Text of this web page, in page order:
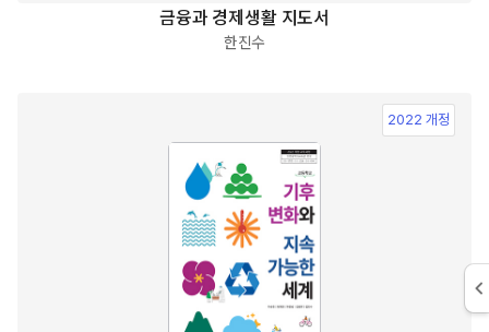
금융과 경제생활 지도서
한진수
2022 개정